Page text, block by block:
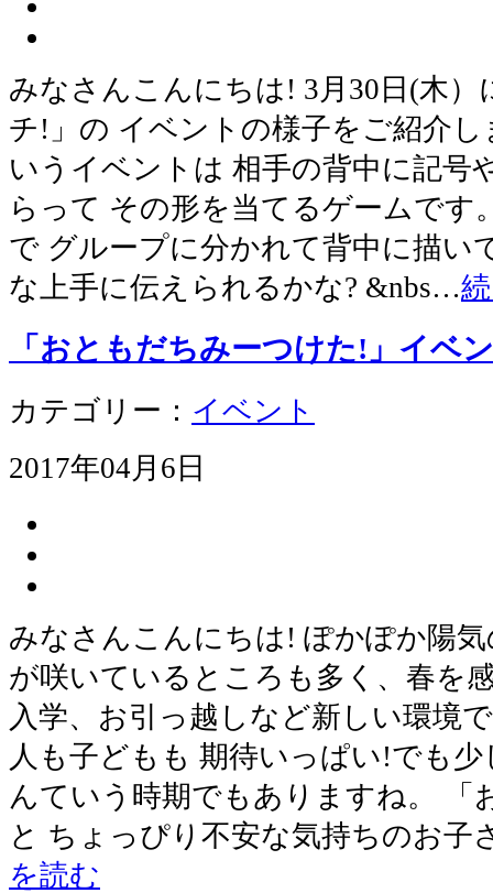
みなさんこんにちは! 3月30日(木
チ!」の イベントの様子をご紹介
いうイベントは 相手の背中に記号
らって その形を当てるゲームです
で グループに分かれて背中に描い
な上手に伝えられるかな? &nbs…
「おともだちみーつけた!」イベ
カテゴリー： イベント
2017年04月6日
みなさんこんにちは! ぽかぽか陽
が咲いているところも多く、春を
入学、お引っ越しなど新しい環境
人も子どもも 期待いっぱい!でも
んていう時期でもありますね。 「
と ちょっぴり不安な気持ちのお
を読む